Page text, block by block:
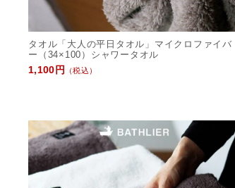
タオル「大人の平日タオル」マイクロファイバ
ー（34×100）シャワータオル
1,100円
（税込）